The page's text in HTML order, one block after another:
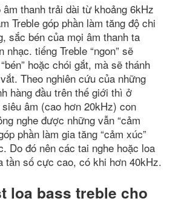
thanh trải dài từ khoảng 6kHz
Treble góp phần làm tăng độ chi
sắc bén của mọi âm thanh ta
nhạc. tiếng Treble “ngon” sẽ
hoặc chói gắt, mà sẽ thánh
Theo nghiên cứu của những
hàng đầu trên thế giới thì ở
âm (cao hơn 20kHz) con
nghe được những vẫn “cảm
phần làm gia tăng “cảm xúc”
Do đó nên các tai nghe hoặc loa
tần số cực cao, có khi hơn 40kHz.
loa bass treble cho